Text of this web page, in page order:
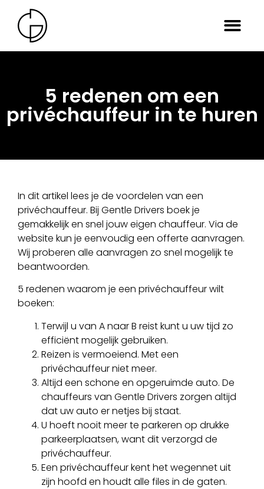
5 redenen om een
privéchauffeur in te huren
In dit artikel lees je de voordelen van een
privéchauffeur. Bij Gentle Drivers boek je
gemakkelijk en snel jouw eigen chauffeur. Via de
website kun je eenvoudig een offerte aanvragen.
Wij proberen alle aanvragen zo snel mogelijk te
beantwoorden.
5 redenen waarom je een privéchauffeur wilt
boeken:
Terwijl u van A naar B reist kunt u uw tijd zo
efficiënt mogelijk gebruiken.
Reizen is vermoeiend. Met een
privéchauffeur niet meer.
Altijd een schone en opgeruimde auto. De
chauffeurs van Gentle Drivers zorgen altijd
dat uw auto er netjes bij staat.
U hoeft nooit meer te parkeren op drukke
parkeerplaatsen, want dit verzorgd de
privéchauffeur.
Een privéchauffeur kent het wegennet uit
zijn hoofd en houdt alle files in de gaten.